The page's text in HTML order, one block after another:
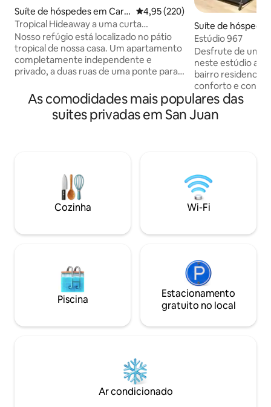
Suíte de hóspedes em Carol
ina
Classificação média de 4,95 em
4,95 (220)
Tropical Hideaway a uma curta
caminhada da praia de Isla Verde
Nosso refúgio está localizado no pátio
tropical de nossa casa. Um apartamento
completamente independente e
privado, a duas ruas de uma ponte para
de Isla Verde, restaurantes
maravilhosos, supermercados e a faixa
de Isla Verde, que oferece uma
contato conosco ou nos adicione à sua
lista de desejos e não hesite em
escrever se pudermos ajudar de alguma
forma a planejar a viagem de uma vida
Suíte de
uan
Estúdio 967
Desfrute de uma
neste estúdio
bairro
conforto e
localizado
aeroporto, de
uma grande
uma cozinha
cozinhar
banho privativa,
entrada privativa
As comodidades mais populares das
suites privadas em San Juan
Cozinha Wi-Fi
Piscina
Estacionamento
gratuito no local
Ar condicionado